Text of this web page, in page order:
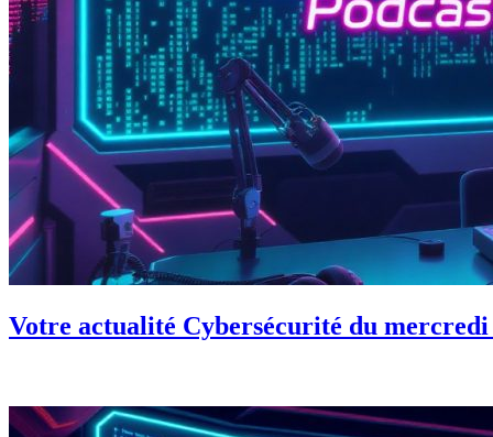
Votre actualité Cybersécurité du